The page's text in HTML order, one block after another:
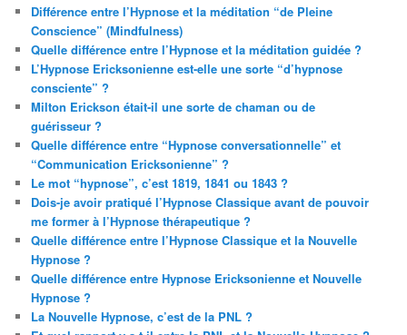
Différence entre l’Hypnose et la méditation “de Pleine
Conscience” (Mindfulness)
Quelle différence entre l’Hypnose et la méditation guidée ?
L’Hypnose Ericksonienne est-elle une sorte “d’hypnose
consciente” ?
Milton Erickson était-il une sorte de chaman ou de
guérisseur ?
Quelle différence entre “Hypnose conversationnelle” et
“Communication Ericksonienne” ?
Le mot “hypnose”, c’est 1819, 1841 ou 1843 ?
Dois-je avoir pratiqué l’Hypnose Classique avant de pouvoir
me former à l’Hypnose thérapeutique ?
Quelle différence entre l’Hypnose Classique et la Nouvelle
Hypnose ?
Quelle différence entre Hypnose Ericksonienne et Nouvelle
Hypnose ?
La Nouvelle Hypnose, c’est de la PNL ?